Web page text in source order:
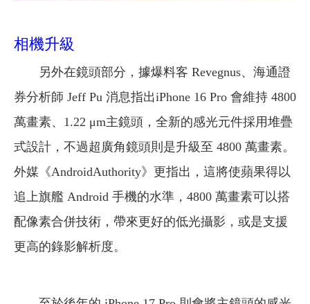
相機升級
另外在鏡頭部分，據爆料客 Revegnus、海通證
券分析師 Jeff Pu 消息指出iPhone 16 Pro 會維持 4800
萬畫素、1.22 μm主鏡頭，全新的感光元件採用堆疊
式設計，不過超廣角鏡頭則是升級至 4800 萬畫素。
外媒《AndroidAuthority》更指出，這將使蘋果得以
追上旗艦 Android 手機的水準，4800 萬畫素可以搭
配像素合併技術，帶來更好的低光攝影，或是支援
更高的錄影解析度。